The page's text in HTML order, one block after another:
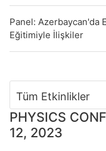
Panel: Azerbaycan'da
Eğitimiyle İlişkiler
Tüm Etkinlikler
PHYSICS
12, 2023